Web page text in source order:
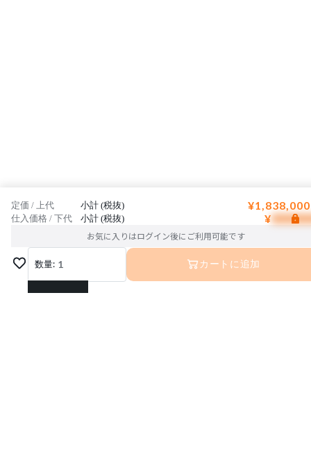
定価 / 上代 小計 (税抜)
仕入価格 / 下代 小計 (税抜) ¥
お気に入りはログイン後にご利用可能です
数量: 1
1
カートに追加